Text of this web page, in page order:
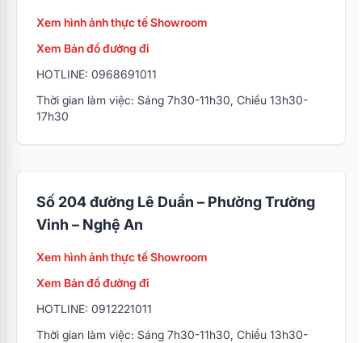
Xem hình ảnh thực tế Showroom
Xem Bản đồ đường đi
HOTLINE: 0968691011
Thời gian làm việc: Sáng 7h30-11h30, Chiều 13h30-
17h30
Số 204 đường Lê Duẩn – Phường Trường
Vinh – Nghệ An
Xem hình ảnh thực tế Showroom
Xem Bản đồ đường đi
HOTLINE: 0912221011
Thời gian làm việc: Sáng 7h30-11h30, Chiều 13h30-